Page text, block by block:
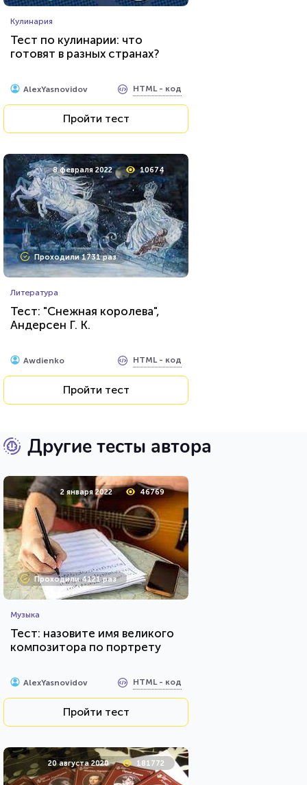
Кулинария
Тест по кулинарии: что
готовят в разных странах?
AlexYasnovidov HTML - код
Пройти тест
8 февраля 2022 10674
Проходили 1731 раз
Литература
Тест: "Снежная королева",
Андерсен Г. К.
Awdienko HTML - код
Пройти тест
Другие тесты автора
2 января 2022 46769
Проходили 4121 раз
Музыка
Тест: назовите имя великого
композитора по портрету
AlexYasnovidov HTML - код
Пройти тест
20 августа 2020 181772